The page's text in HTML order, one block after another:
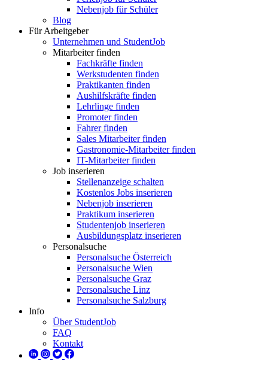
Nebenjob für Schüler
Blog
Für Arbeitgeber
Unternehmen und StudentJob
Mitarbeiter finden
Fachkräfte finden
Werkstudenten finden
Praktikanten finden
Aushilfskräfte finden
Lehrlinge finden
Promoter finden
Fahrer finden
Sales Mitarbeiter finden
Gastronomie-Mitarbeiter finden
IT-Mitarbeiter finden
Job inserieren
Stellenanzeige schalten
Kostenlos Jobs inserieren
Nebenjob inserieren
Praktikum inserieren
Studentenjob inserieren
Ausbildungsplatz inserieren
Personalsuche
Personalsuche Österreich
Personalsuche Wien
Personalsuche Graz
Personalsuche Linz
Personalsuche Salzburg
Info
Über StudentJob
FAQ
Kontakt